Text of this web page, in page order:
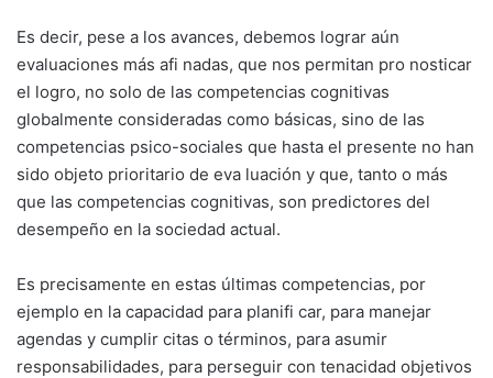
Es decir, pese a los avances, debemos lograr aún
evaluaciones más afi nadas, que nos permitan pro nosticar
el logro, no solo de las competencias cognitivas
globalmente consideradas como básicas, sino de las
competencias psico-sociales que hasta el presente no han
sido objeto prioritario de eva luación y que, tanto o más
que las competencias cognitivas, son predictores del
desempeño en la sociedad actual.
Es precisamente en estas últimas competencias, por
ejemplo en la capacidad para planifi car, para manejar
agendas y cumplir citas o términos, para asumir
responsabilidades, para perseguir con tenacidad objetivos